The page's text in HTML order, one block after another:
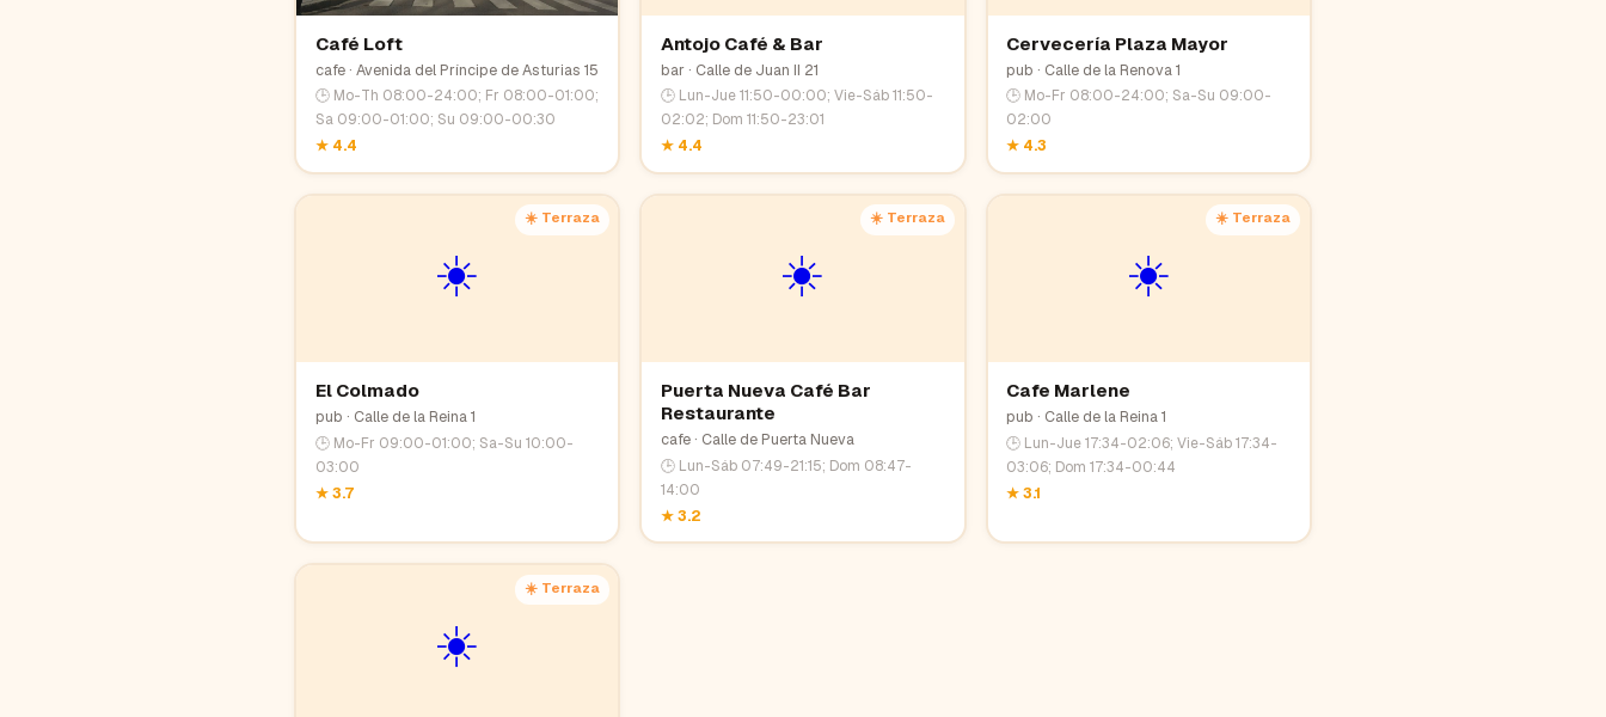
Café Loft
cafe· Avenida del Príncipe de Asturias 15
🕒 Mo-Th 08:00-24:00; Fr 08:00-01:00;
Sa 09:00-01:00; Su 09:00-00:30
★ 4.4
Antojo Café & Bar
bar· Calle de Juan II 21
🕒 Lun-Jue 11:50-00:00; Vie-Sáb 11:50-
02:02; Dom 11:50-23:01
★ 4.4
Cervecería Plaza Mayor
pub · Calle de la Renova 1
🕒 Mo-Fr 08:00-24:00; Sa-Su 09:00-
02:00
★ 4.3
☀️
☀️ Terraza
El Colmado
pub · Calle de la Reina 1
🕒 Mo-Fr 09:00-01:00; Sa-Su 10:00-
03:00
★3.7
☀️
☀️ Terraza
Puerta Nueva Café Bar
Restaurante
cafe· Calle de Puerta Nueva
🕒 Lun-Sáb 07:49-21:15; Dom 08:47-
14:00
★3.2
☀️
☀️ Terraza
Cafe Marlene
pub · Calle de la Reina 1
🕒 Lun-Jue 17:34-02:06; Vie-Sáb 17:34-
03:06; Dom 17:34-00:44
★3.1
☀️
☀️ Terraza